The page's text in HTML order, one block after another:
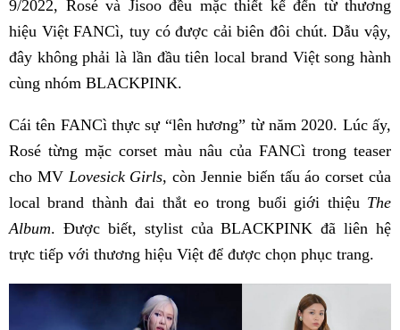
9/2022, Rosé và Jisoo đều mặc thiết kế đến từ thương
hiệu Việt FANCì, tuy có được cải biên đôi chút. Dẫu vậy,
đây không phải là lần đầu tiên local brand Việt song hành
cùng nhóm BLACKPINK.
Cái tên FANCì thực sự “lên hương” từ năm 2020. Lúc ấy,
Rosé từng mặc corset màu nâu của FANCì trong teaser
cho MV Lovesick Girls, còn Jennie biến tấu áo corset của
local brand thành đai thắt eo trong buổi giới thiệu The
Album. Được biết, stylist của BLACKPINK đã liên hệ
trực tiếp với thương hiệu Việt để được chọn phục trang.